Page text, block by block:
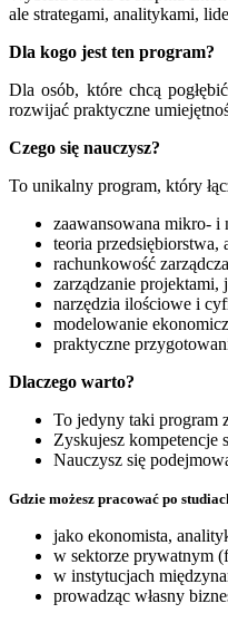
ale strategami, analitykami,
Dla kogo jest ten program?
Dla osób, które chcą
rozwijać praktyczne
Czego się nauczysz?
To unikalny program, który
zaawansowana mikro-
teoria
rachunkowość
zarządzanie projektami,
narzędzia ilościowe i
modelowanie
praktyczne
Dlaczego warto?
To jedyny taki program
Zyskujesz kompetencje
Nauczysz się
Gdzie możesz pracować po
jako ekonomista,
w sektorze prywatnym
w instytucjach
prowadząc własny